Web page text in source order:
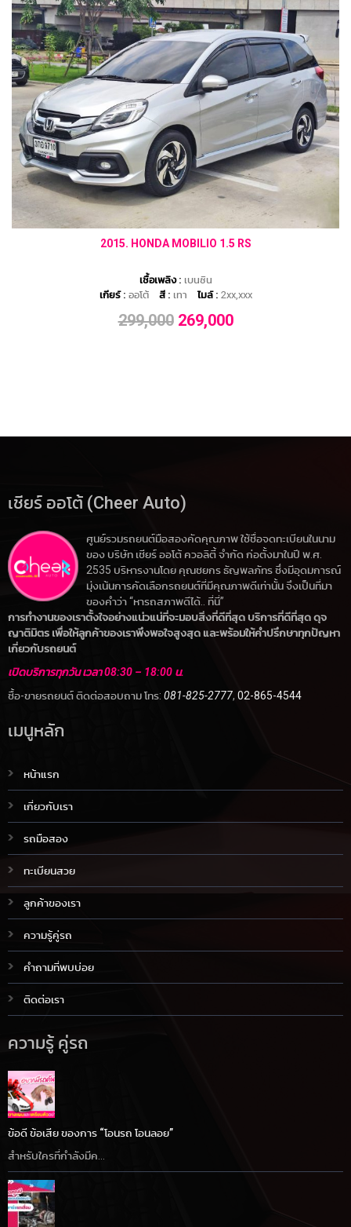
2015. HONDA MOBILIO 1.5 RS
เชื้อเพลิง : เบนซิน
เกียร์ : ออโต้ สี : เทา ไมล์ : 2xx,xxx
299,000 269,000
เชียร์ ออโต้ (Cheer Auto)
ศูนย์รวมรถยนต์มือสองคัดคุณภาพ ใช้ชื่อจดทะเบียนในนาม
ของ บริษัท เชียร์ ออโต้ ควอลิตี้ จำกัด ก่อตั้งมาในปี พ.ศ.
2535 บริหารงานโดย คุณชยกร ธัญพลภัทร ซึ่งมีอุดมการณ์
มุ่งเน้นการคัดเลือกรถยนต์ที่มีคุณภาพดีเท่านั้น จึงเป็นที่มา
ของคำว่า “หารถสภาพดีได้.. ที่นี่”
การทำงานของเราตั้งใจอย่างแน่วแน่ที่จะมอบสิ่งที่ดีที่สุด บริการที่ดีที่สุด ดุจ
ญาติมิตร เพื่อให้ลูกค้าของเราพึงพอใจสูงสุด และพร้อมให้คำปรึกษาทุกปัญหา
เกี่ยวกับรถยนต์
เปิดบริการทุกวัน เวลา 08:30 – 18:00 น.
ซื้อ-ขายรถยนต์ ติดต่อสอบถาม โทร: 081-825-2777, 02-865-4544
เมนูหลัก
หน้าแรก
เกี่ยวกับเรา
รถมือสอง
ทะเบียนสวย
ลูกค้าของเรา
ความรู้คู่รถ
คำถามที่พบบ่อย
ติดต่อเรา
ความรู้ คู่รถ
ข้อดี ข้อเสีย ของการ “โอนรถ โอนลอย”
สำหรับใครที่กำลังมีค...